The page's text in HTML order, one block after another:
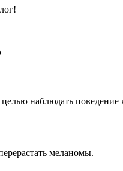
наблюдать поведение
меланомы.